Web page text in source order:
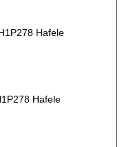
Hafele
Hafele